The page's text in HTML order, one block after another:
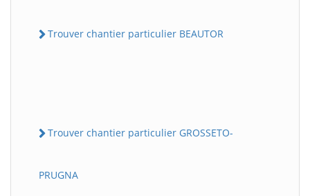
Trouver chantier particulier BEAUTOR
Trouver chantier particulier GROSSETO-
PRUGNA